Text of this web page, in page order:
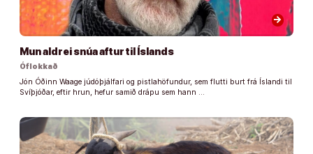
arrow_forward
Mun aldrei snúa aftur til Íslands
Óflokkað
Jón Óðinn Waage júdóþjálfari og pistlahöfundur, sem flutti burt frá Íslandi til
Svíþjóðar, eftir hrun, hefur samið drápu sem hann …